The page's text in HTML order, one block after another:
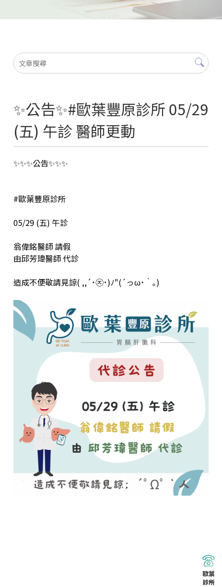
✨公告✨#歐葉豐原診所 05/29
(五) 午診 醫師更動
✨✨✨公告✨✨✨
#歐葉豐原診所
05/29 (五) 午診
翁偉銘醫師 請假
由邱芳瑋醫師 代診
造成不便敬請見諒( ,,´･㉨･)ﾉ"(´っω･｀｡)
歐葉
診所